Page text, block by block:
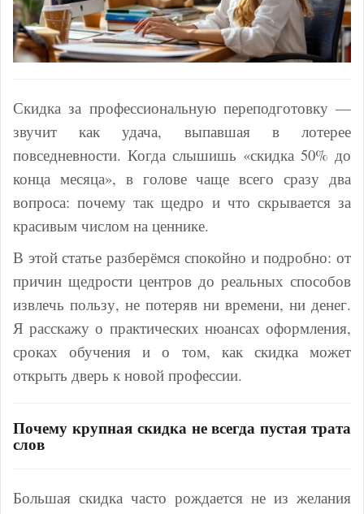
Скидка за профессиональную переподготовку —
звучит как удача, выпавшая в лотерее
повседневности. Когда слышишь «скидка 50% до
конца месяца», в голове чаще всего сразу два
вопроса: почему так щедро и что скрывается за
красивым числом на ценнике.
В этой статье разберёмся спокойно и подробно: от
причин щедрости центров до реальных способов
извлечь пользу, не потеряв ни времени, ни денег.
Я расскажу о практических нюансах оформления,
сроках обучения и о том, как скидка может
открыть дверь к новой профессии.
Почему крупная скидка не всегда пустая трата
слов
Большая скидка часто рождается не из желания